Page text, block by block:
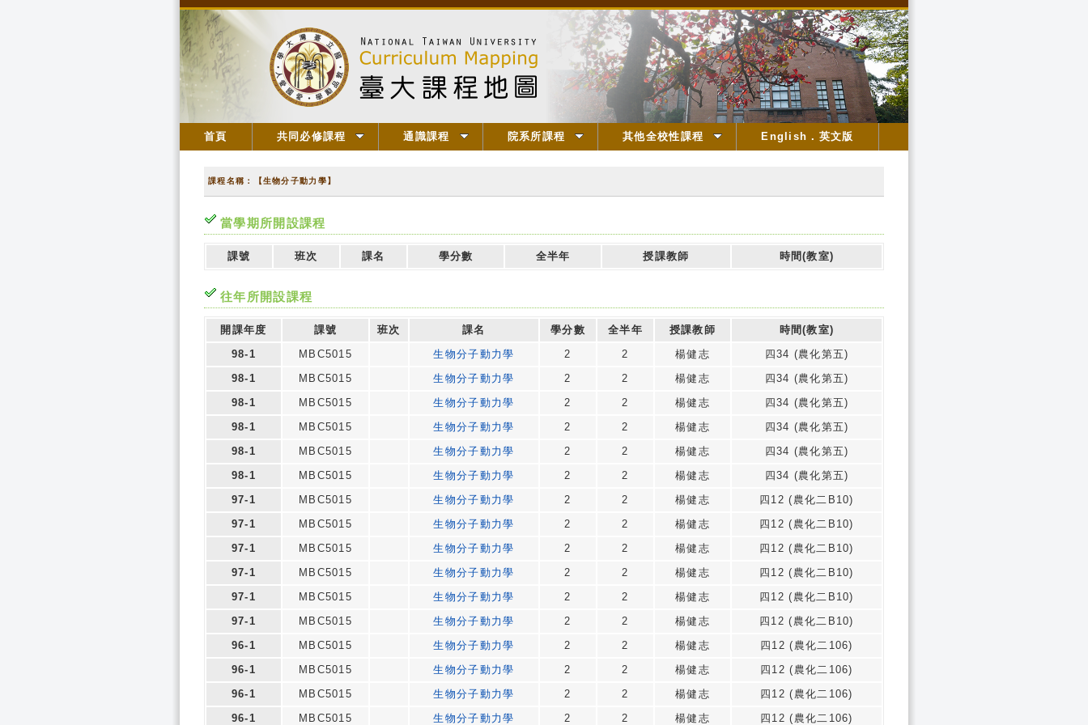
首頁 共同必修課程 通識課程 院系所課程 其他全校性課程 English．英文版
課程名稱：【生物分子動力學】
當學期所開設課程
課號 班次 課名 學分數 全半年 授課教師 時間(教室)
往年所開設課程
開課年度 課號 班次 課名 學分數 全半年 授課教師
時間(教室)
98-1
MBC5015 生物分子動力學 2 2 楊健志
四34 (農化第五)
98-1
MBC5015 生物分子動力學 2 2 楊健志
四34 (農化第五)
98-1
MBC5015 生物分子動力學 2 2 楊健志
四34 (農化第五)
98-1
MBC5015 生物分子動力學 2 2 楊健志
四34 (農化第五)
98-1
MBC5015 生物分子動力學 2 2 楊健志
四34 (農化第五)
98-1
MBC5015 生物分子動力學 2 2 楊健志
四34 (農化第五)
97-1
MBC5015 生物分子動力學 2 2 楊健志
四12 (農化二B10)
97-1
MBC5015 生物分子動力學 2 2 楊健志
四12 (農化二B10)
97-1
MBC5015 生物分子動力學 2 2 楊健志
四12 (農化二B10)
97-1
MBC5015 生物分子動力學 2 2 楊健志
四12 (農化二B10)
97-1
MBC5015 生物分子動力學 2 2 楊健志
四12 (農化二B10)
97-1
MBC5015 生物分子動力學 2 2 楊健志
四12 (農化二B10)
96-1
MBC5015 生物分子動力學 2 2 楊健志
四12 (農化二106)
96-1
MBC5015 生物分子動力學 2 2 楊健志
四12 (農化二106)
96-1
MBC5015 生物分子動力學 2 2 楊健志
四12 (農化二106)
96-1
MBC5015 生物分子動力學 2 2 楊健志 四12 (農化二106)